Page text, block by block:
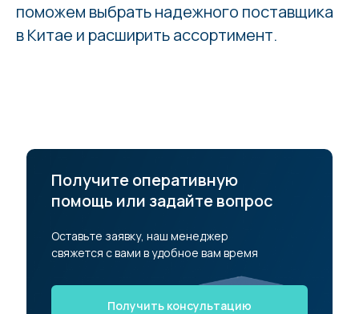
поможем выбрать надежного поставщика
в Китае и расширить ассортимент.
Оставьте заявку, наш менеджер
свяжется с вами в удобное вам время
Получите оперативную
помощь или задайте вопрос
Получить консультацию